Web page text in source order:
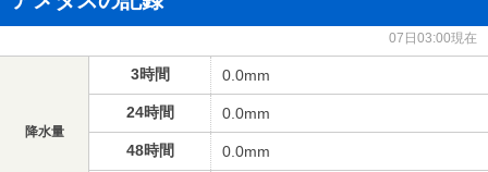
07日03:00現在
降水量
3時間 0.0mm
24時間 0.0mm
48時間 0.0mm